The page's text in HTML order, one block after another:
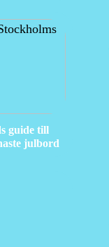
guide till
julbord